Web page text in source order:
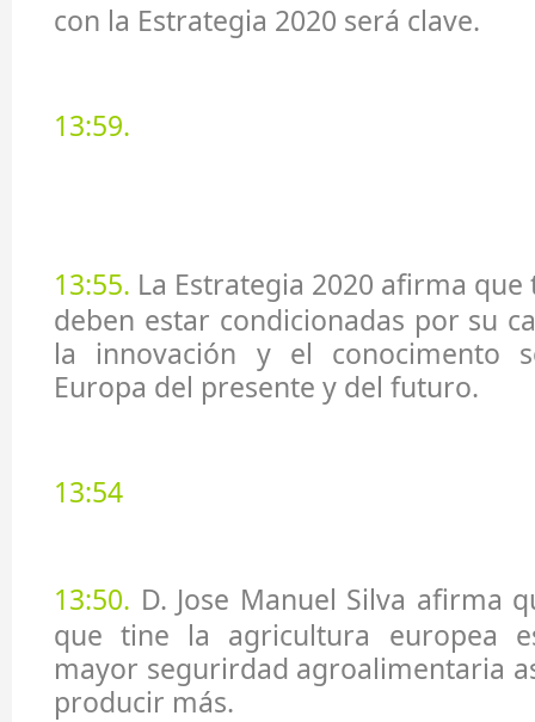
con la Estrategia 2020 será clave.
13:59.
13:55. La Estrategia 2020 afirma
deben estar condicionadas por su
la innovación y el conocimento
Europa del presente y del futuro.
13:54
13:50. D. Jose Manuel Silva afirma
que tine la agricultura europea
mayor segurirdad agroalimentaria
producir más.